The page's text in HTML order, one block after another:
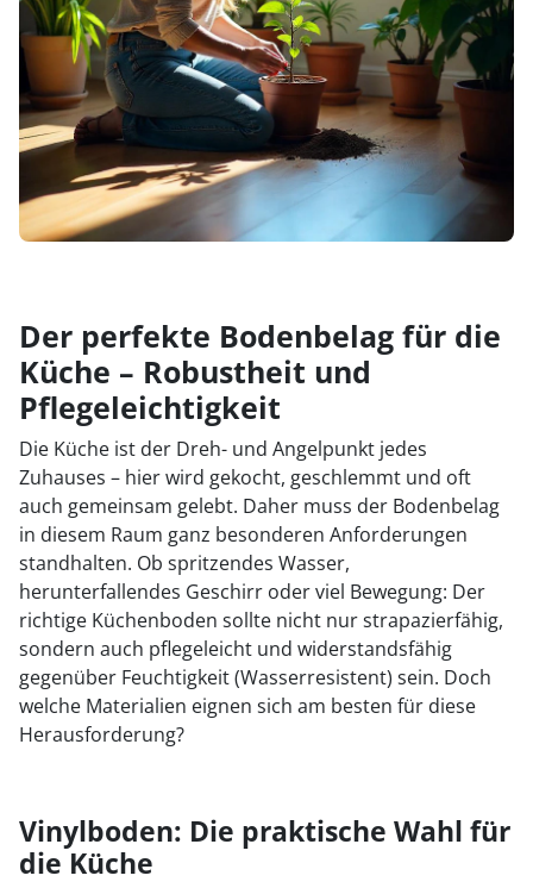
Der perfekte Bodenbelag für die
Küche – Robustheit und
Pflegeleichtigkeit
Die Küche ist der Dreh- und Angelpunkt jedes
Zuhauses – hier wird gekocht, geschlemmt und oft
auch gemeinsam gelebt. Daher muss der Bodenbelag
in diesem Raum ganz besonderen Anforderungen
standhalten. Ob spritzendes Wasser,
herunterfallendes Geschirr oder viel Bewegung: Der
richtige Küchenboden sollte nicht nur strapazierfähig,
sondern auch pflegeleicht und widerstandsfähig
gegenüber Feuchtigkeit (Wasserresistent) sein. Doch
welche Materialien eignen sich am besten für diese
Herausforderung?
Vinylboden: Die praktische Wahl für
die Küche